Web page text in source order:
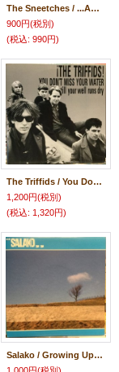
The Sneetches / ...And I'm Thinking
900円(税別)
(税込: 990円)
The Triffids / You Don't Miss Your Water Till Your Well Runs Dry
1,200円(税別)
(税込: 1,320円)
Salako / Growing Up In The Night